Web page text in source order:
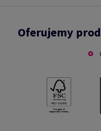
Oferujemy